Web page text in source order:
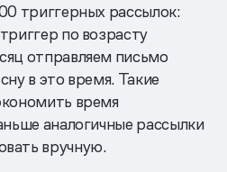
триггерных рассылок:
по возрасту
отправляем письмо
в это время. Такие
время
аналогичные рассылки
вручную.